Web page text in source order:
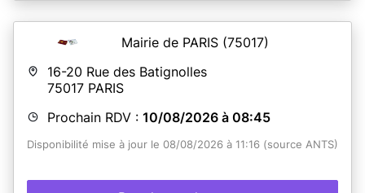
NOUS VOUS REMERCIONS D'ARRIVER QUELQUES
MINUTES AVANT L'HEURE DU RDV, TOUT RETARD
POURRA ENTRAINER LE REPORT DU RDV
N'OUBLIEZ PAS VOTRE PRE DEMANDE
vous (même les enfants)
FOURNIR LES ORIGINAUX ET LES PHOTOCOPIES -
Documents à fournir le jour du rendez-vous
Mairie de PARIS (75017)
16-20 Rue des Batignolles
75017 PARIS
Prochain RDV : 10/08/2026 à 08:45
Disponibilité mise à jour le 08/08/2026 à 11:16 (source ANTS)